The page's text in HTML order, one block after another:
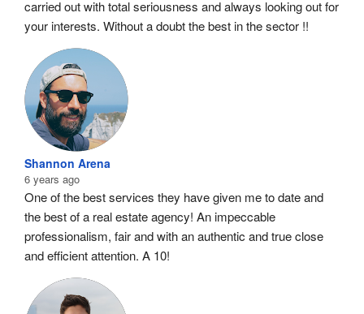
carried out with total seriousness and always looking out for
your interests. Without a doubt the best in the sector !!
Shannon Arena
6 years ago
One of the best services they have given me to date and
the best of a real estate agency! An impeccable
professionalism, fair and with an authentic and true close
and efficient attention. A 10!